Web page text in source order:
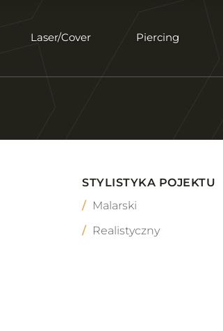
Laser/Cover Piercing
STYLISTYKA POJEKTU
Malarski
Realistyczny